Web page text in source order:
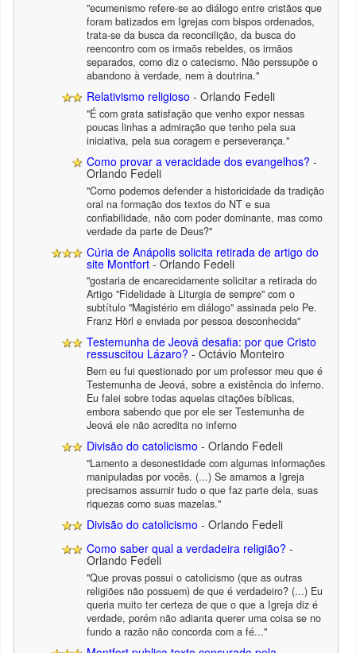
"ecumenismo refere-se ao diálogo entre cristãos que
foram batizados em Igrejas com bispos ordenados,
trata-se da busca da reconcilição, da busca do
reencontro com os irmaõs rebeldes, os irmãos
separados, como diz o catecismo. Não perssupõe o
abandono à verdade, nem à doutrina."
Relativismo religioso - Orlando Fedeli
"É com grata satisfação que venho expor nessas
poucas linhas a admiração que tenho pela sua
iniciativa, pela sua coragem e perseverança."
Como provar a veracidade dos evangelhos? -
Orlando Fedeli
"Como podemos defender a historicidade da tradição
oral na formação dos textos do NT e sua
confiabilidade, não com poder dominante, mas como
verdade da parte de Deus?"
Cúria de Anápolis solicita retirada de artigo do
site Montfort - Orlando Fedeli
"gostaria de encarecidamente solicitar a retirada do
Artigo "Fidelidade à Liturgia de sempre" com o
subtítulo "Magistério em diálogo" assinada pelo Pe.
Franz Hörl e enviada por pessoa desconhecida"
Testemunha de Jeová desafia: por que Cristo
ressuscitou Lázaro? - Octávio Monteiro
Bem eu fui questionado por um professor meu que é
Testemunha de Jeová, sobre a existência do inferno.
Eu falei sobre todas aquelas citações bíblicas,
embora sabendo que por ele ser Testemunha de
Jeová ele não acredita no inferno
Divisão do catolicismo - Orlando Fedeli
"Lamento a desonestidade com algumas informações
manipuladas por vocês. (...) Se amamos a Igreja
precisamos assumir tudo o que faz parte dela, suas
riquezas como suas mazelas."
Divisão do catolicismo - Orlando Fedeli
Como saber qual a verdadeira religião? -
Orlando Fedeli
"Que provas possui o catolicismo (que as outras
religiões não possuem) de que é verdadeiro? (...) Eu
queria muito ter certeza de que o que a Igreja diz é
verdade, porém não adianta querer uma coisa se no
fundo a razão não concorda com a fé..."